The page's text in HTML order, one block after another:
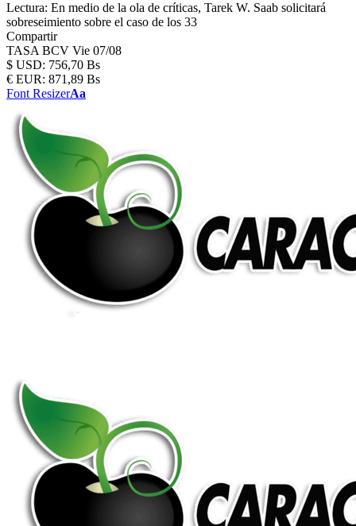
Lectura: En medio de la ola de críticas, Tarek W. Saab solicitará
sobreseimiento sobre el caso de los 33
Compartir
TASA BCV Vie 07/08
$ USD: 756,70 Bs
€ EUR: 871,89 Bs
Font ResizerAa